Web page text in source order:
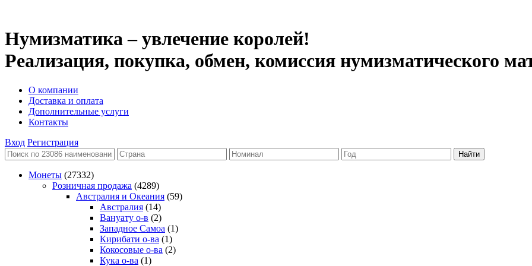
Нумизматика – увлечение королей!
Реализация, покупка, обмен, комиссия нумизматического
О компании
Доставка и оплата
Дополнительные услуги
Контакты
Вход Регистрация
Монеты (27332)
Розничная продажа (4289)
Австралия и Океания (59)
Австралия (14)
Вануату о-в (2)
Западное Самоа (1)
Кирибати о-ва (1)
Кокосовые о-ва (2)
Кука о-ва (1)